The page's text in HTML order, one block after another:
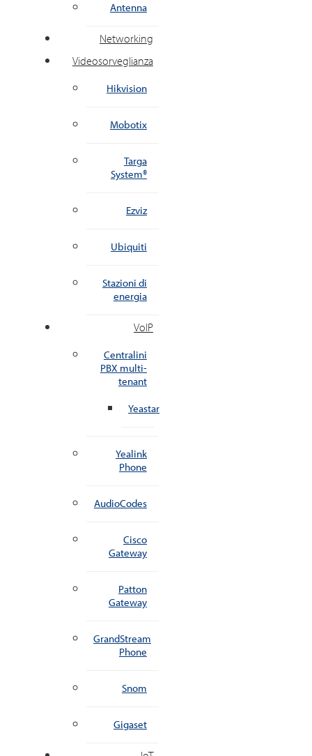
Antenna
Networking
Videosorveglianza
Hikvision
Mobotix
Targa
System®
Ezviz
Ubiquiti
Stazioni di
energia
VoIP
Centralini
PBX multi-
tenant
Yeastar
Yealink
Phone
AudioCodes
Cisco
Gateway
Patton
Gateway
GrandStream
Phone
Snom
Gigaset